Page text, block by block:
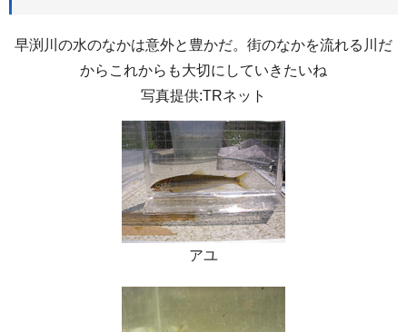
早渕川の水のなかは意外と豊かだ。街のなかを流れる川だ
からこれからも大切にしていきたいね
写真提供:TRネット
アユ